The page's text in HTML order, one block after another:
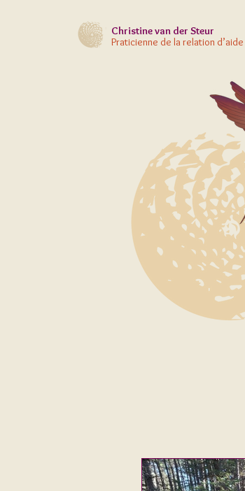
Christinevan der Steur
Praticienne de la relation d’aide